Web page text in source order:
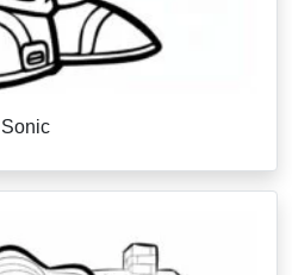
Sonic